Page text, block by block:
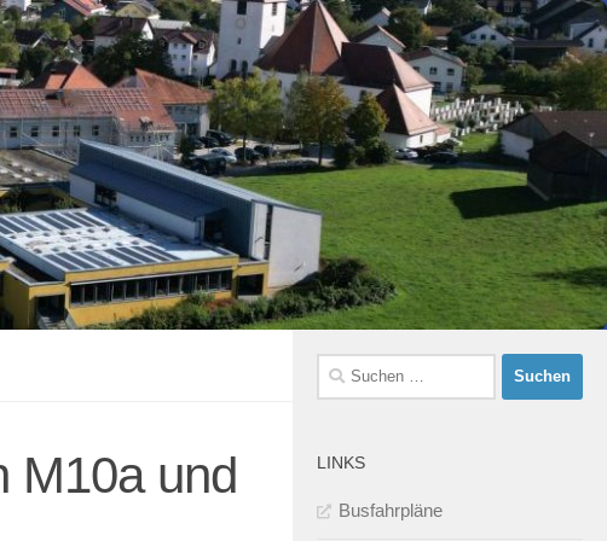
M10a und
Suchen
nach:
LINKS
Busfahrpläne